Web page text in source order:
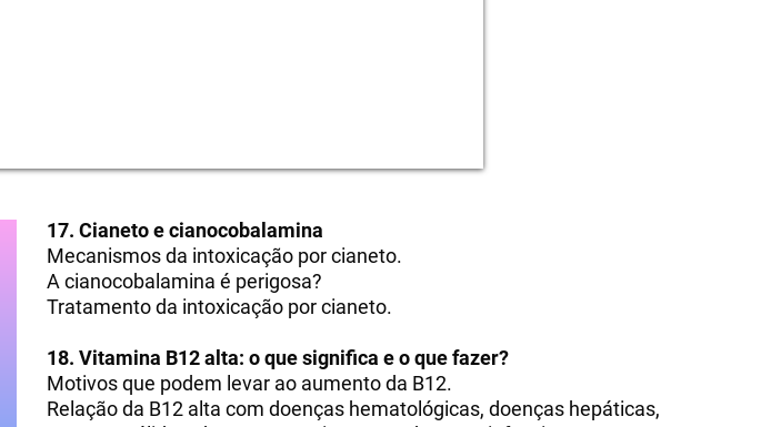
17. Cianeto e cianocobalamina
Mecanismos da intoxicação por cianeto.
A cianocobalamina é perigosa?
Tratamento da intoxicação por cianeto.
18. Vitamina B12 alta: o que significa e o que fazer?
Motivos que podem levar ao aumento da B12.
Relação da B12 alta com doenças hematológicas, doenças hepáticas,